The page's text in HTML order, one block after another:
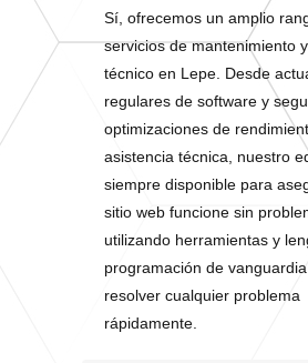
Sí, ofrecemos un amplio
servicios de mantenimiento
técnico en Lepe. Desde
regulares de software y
optimizaciones de
asistencia técnica, nuestro
siempre disponible para
sitio web funcione sin
utilizando herramientas y
programación de
resolver cualquier problema
rápidamente.